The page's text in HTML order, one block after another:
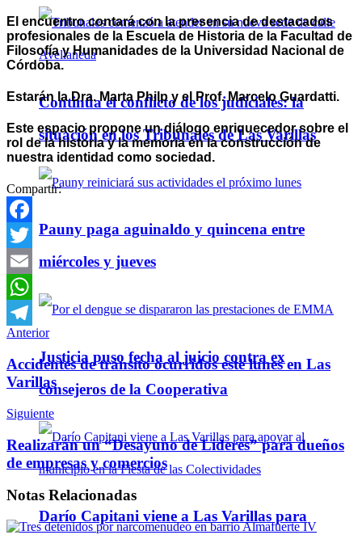
Continúa el conflicto de los judiciales: la
situación en los Tribunales de Las Varillas
Pauny paga aguinaldo y quincena entre
miércoles y jueves
Justicia puso fecha al juicio contra ex
consejeros de la Cooperativa
Darío Capitani viene a Las Varillas para
El encuentro contará con la presencia de destacados
profesionales de la Escuela de Historia de la Facultad de
Filosofía y Humanidades de la Universidad Nacional de
Córdoba.
Estarán la Dra. Marta Philp y el Prof. Marcelo Guardatti.
Este espacio propone un diálogo enriquecedor sobre el
rol de la historia y la memoria en la construcción de
nuestra identidad como sociedad.
Compartir:
Facebook
Twitter
Email
WhatsApp
Telegram
Anterior
Accidentes de tránsito ocurridos este lunes en Las
Varillas
Siguiente
Realizarán un “Desayuno de Lideres” para dueños
de empresas y comercios
Notas Relacionadas